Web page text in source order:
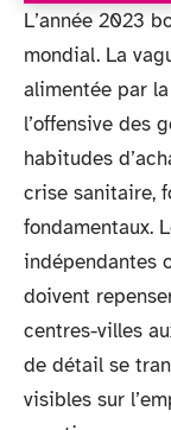
L’année 2023
mondial. La
alimentée par
l’offensive des
habitudes
crise sanitaire,
fondamentaux.
indépendantes
doivent
centres-villes
de détail se
visibles sur